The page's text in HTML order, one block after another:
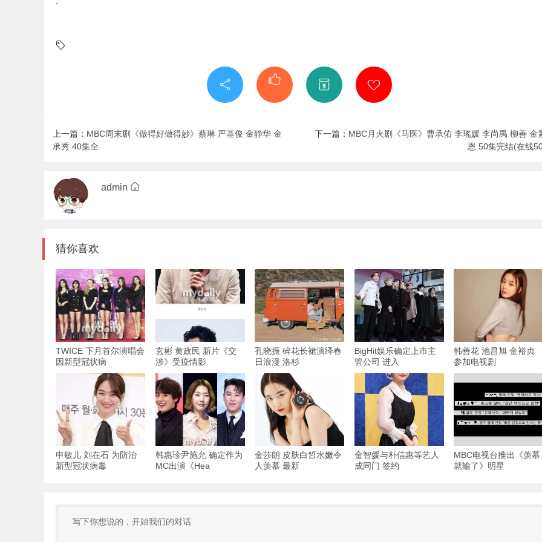
上一篇： MBC周末剧《做得好做得妙》蔡琳 严基俊 金静华 金
承秀 40集全
下一篇： MBC月火剧《马医》曹承佑 李瑤媛 李尚禹 柳善 金
恩 50集完结(在线
admin
猜你喜欢
TWICE 下月首尔演唱会
因新型冠状病
玄彬 黄政民 新片《交
涉》受疫情影
孔晓振 碎花长裙演绎春
日浪漫 洛杉
BigHit娱乐确定上市主
管公司 进入
韩善花 池昌旭 金裕贞
参加电视剧
申敏儿 刘在石 为防治
新型冠状病毒
韩惠珍尹施允 确定作为
MC出演《Hea
金莎朗 皮肤白皙水嫩令
人羡慕 最新
金智媛与朴信惠等艺人
成同门 签约
MBC电视台推出《羡慕
就输了》明星